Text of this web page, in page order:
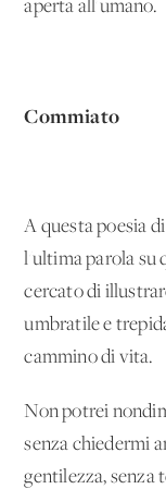
aperta all'umano.
Commiato
A questa poesia
l'ultima parola su
cercato di
umbratile e
cammino di vita.
Non potrei
senza chiedermi
gentilezza, senza